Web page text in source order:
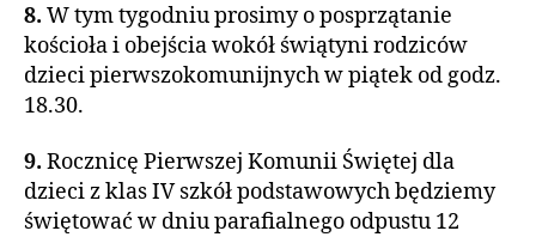
8. W tym tygodniu prosimy o posprzątanie
kościoła i obejścia wokół świątyni rodziców
dzieci pierwszokomunijnych w piątek od godz.
18.30.
9. Rocznicę Pierwszej Komunii Świętej dla
dzieci z klas IV szkół podstawowych będziemy
świętować w dniu parafialnego odpustu 12